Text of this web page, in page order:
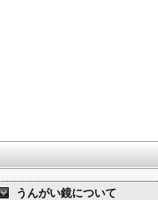
うんがい鏡について